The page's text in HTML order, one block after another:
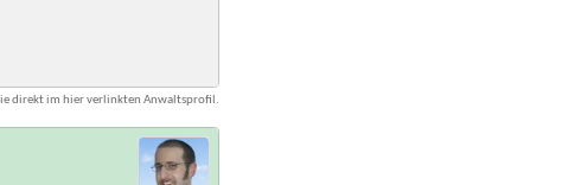
direkt im hier verlinkten Anwaltsprofil.